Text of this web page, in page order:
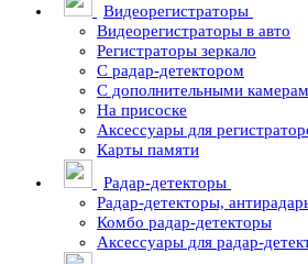
Видеорегистраторы
Видеорегистраторы в авто
Регистраторы зеркало
С радар-детектором
С дополнительными
На присоске
Аксессуары для
Карты памяти
Радар-детекторы
Радар-детекторы,
Комбо радар-детекторы
Аксессуары для радар-